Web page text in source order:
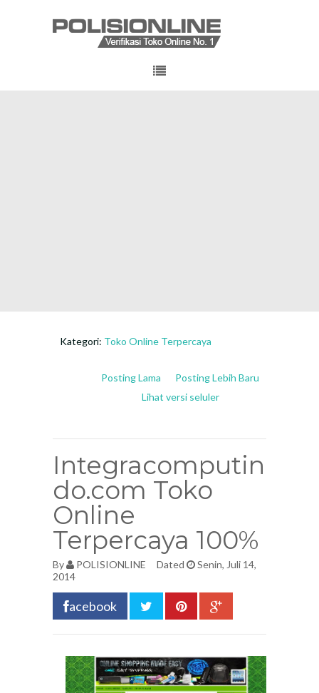
Kategori: Toko Online Terpercaya
Posting Lebih Baru
Posting Lama
Lihat versi seluler
Integracomputin
do.com Toko
Online
Terpercaya 100%
By POLISIONLINE Dated
Senin, Juli 14,
2014
acebook